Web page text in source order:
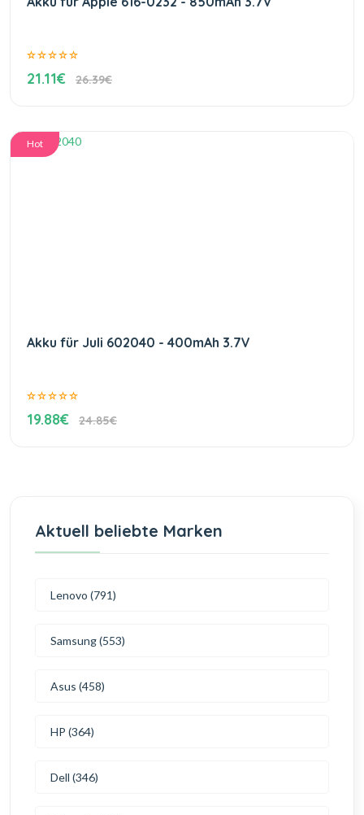
21.11€ 26.39€
Hot
Akku für Juli 602040 - 400mAh 3.7V
19.88€ 24.85€
Aktuell beliebte Marken
Lenovo (791)
Samsung (553)
Asus (458)
HP (364)
Dell (346)